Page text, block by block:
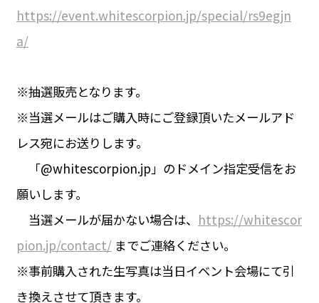
https://event.whitescorpion.jp/special/rs9egjn
a/
※抽選販売となります。
※当選メールはご購入時にご登録頂いたメールアド
レス宛にお送りします。
「@whitescorpion.jp」のドメイン指定受信をお
願いします。
当選メールが届かない場合は、 https://whitescor
pion.jp/contact/までご連絡ください。
※事前購入された生写真は当日イベント会場にて引
き換えさせて頂きます。